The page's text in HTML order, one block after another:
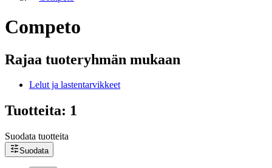
Competo
Rajaa tuoteryhmän mukaan
Lelut ja lastentarvikkeet
Tuotteita: 1
Suodata tuotteita
Suodata